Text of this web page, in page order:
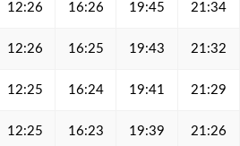
12:26 16:26 19:45 21:34
12:26 16:25 19:43 21:32
12:25 16:24 19:41 21:29
12:25 16:23 19:39 21:26